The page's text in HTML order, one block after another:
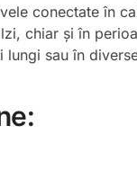
conectate în
chiar și în
sau în